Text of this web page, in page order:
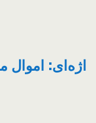
اژه‌ای: اموال